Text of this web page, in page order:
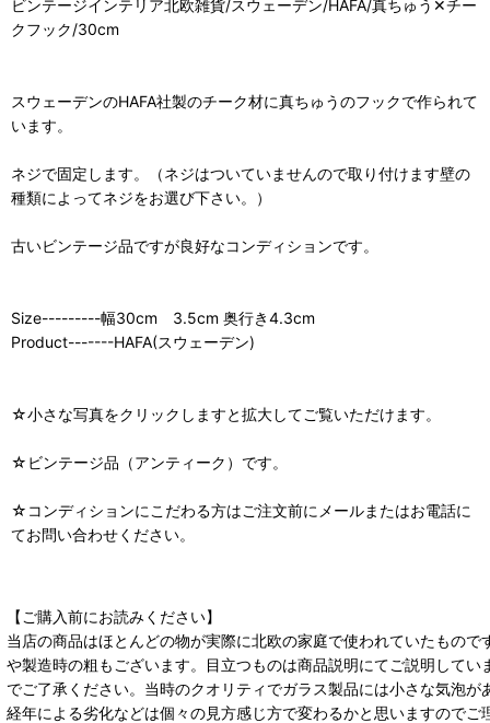
ビンテージインテリア北欧雑貨/スウェーデン/HAFA/真ちゅう✕チー
クフック/30cm
スウェーデンのHAFA社製のチーク材に真ちゅうのフックで作られて
います。
ネジで固定します。（ネジはついていませんので取り付けます壁の
種類によってネジをお選び下さい。）
古いビンテージ品ですが良好なコンディションです。
Size---------幅30cm 3.5cm 奥行き4.3cm
Product-------HAFA(スウェーデン)
☆小さな写真をクリックしますと拡大してご覧いただけます。
☆ビンテージ品（アンティーク）です。
☆コンディションにこだわる方はご注文前にメールまたはお電話に
てお問い合わせください。
【ご購入前にお読みください】
当店の商品はほとんどの物が実際に北欧の家庭で使われていたもの
や製造時の粗もございます。目立つものは商品説明にてご説明して
でご了承ください。当時のクオリティでガラス製品には小さな気泡が
経年による劣化などは個々の見方感じ方で変わるかと思いますのでご